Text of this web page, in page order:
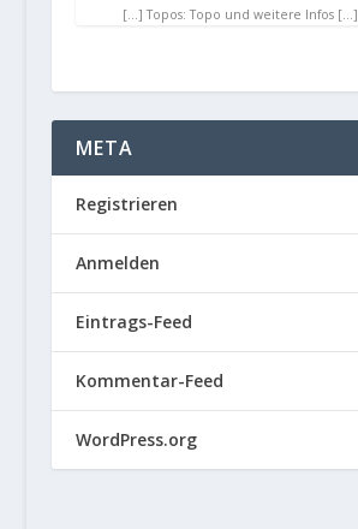
[…] Topos: Topo und weitere Infos […]
META
Registrieren
Anmelden
Eintrags-Feed
Kommentar-Feed
WordPress.org